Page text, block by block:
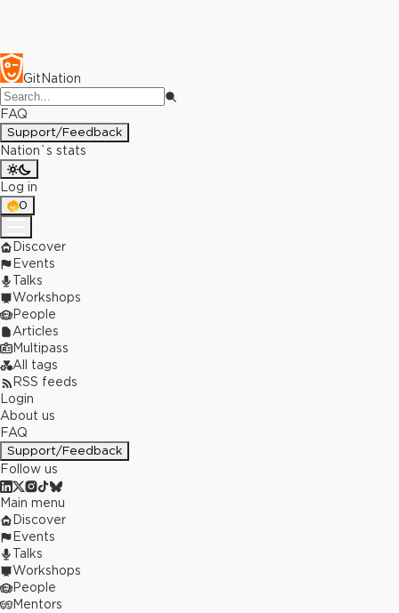
GitNation
FAQ
Support/Feedback
Nation`s stats
Log in
0
Discover
Events
Talks
Workshops
People
Articles
Multipass
All tags
RSS feeds
Login
About us
FAQ
Support/Feedback
Follow us
Main menu
Discover
Events
Talks
Workshops
People
Mentors